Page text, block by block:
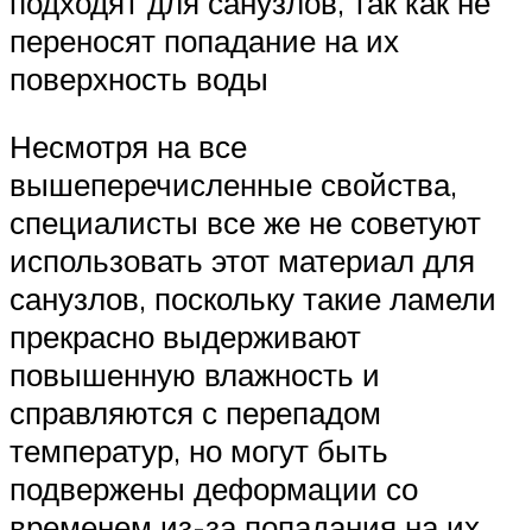
переносят попадание на их
поверхность воды
Несмотря на все
вышеперечисленные свойства,
специалисты все же не советуют
использовать этот материал для
санузлов, поскольку такие ламели
прекрасно выдерживают
повышенную влажность и
справляются с перепадом
температур, но могут быть
подвержены деформации со